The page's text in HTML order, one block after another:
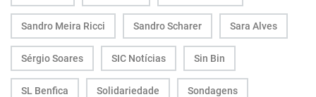
Sandro Meira Ricci Sandro Scharer Sara Alves
Sérgio Soares SIC Notícias Sin Bin
SL Benfica Solidariedade Sondagens